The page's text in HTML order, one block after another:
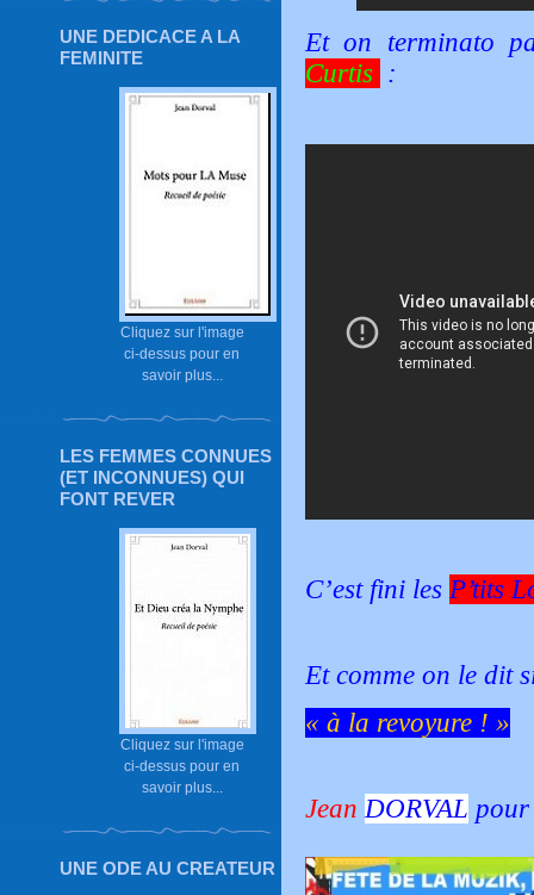
UNE DEDICACE A LA
FEMINITE
Cliquez sur l'image
ci-dessus pour en
savoir plus...
LES FEMMES CONNUES
(ET INCONNUES) QUI
FONT REVER
Cliquez sur l'image
ci-dessus pour en
savoir plus...
UNE ODE AU CREATEUR
Et on terminato
Curtis :
C’est fini les P’tits
Et comme on le dit
« à la revoyure ! »
Jean DORVAL